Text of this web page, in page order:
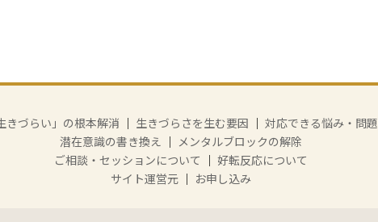
きづらい」の根本解消 ｜ 生きづらさを生む要因 ｜ 対応できる悩み・問題
潜在意識の書き換え ｜ メンタルブロックの解除
ご相談・セッションについて ｜ 好転反応について
サイト運営元 ｜ お申し込み